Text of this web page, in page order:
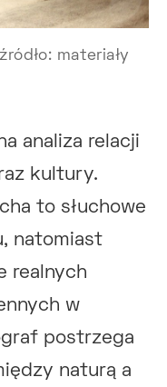
materiały
analiza relacji
kultury.
to słuchowe
natomiast
realnych
w
postrzega
naturą a